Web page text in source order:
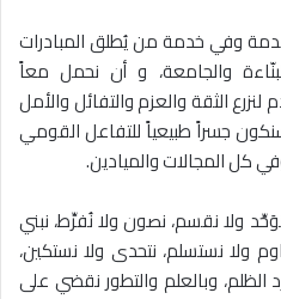
وفي خدمة من يُطلق المبادرات
والجامعة، و أن نحمل معاً
الثقة والعزم والتفائل والأمل
جسراً طبيعياً للتفاعل القومي
كل المجالات والميادين.
ولا نقسم، نصون ولا نُفرِّط، نبني
ولا نستسلم، نتحدى ولا نستكين،
الظلم، وبالعلم والتطور نقضي على